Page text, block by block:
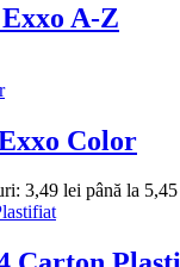
A-Z
Color
3,49 lei până la